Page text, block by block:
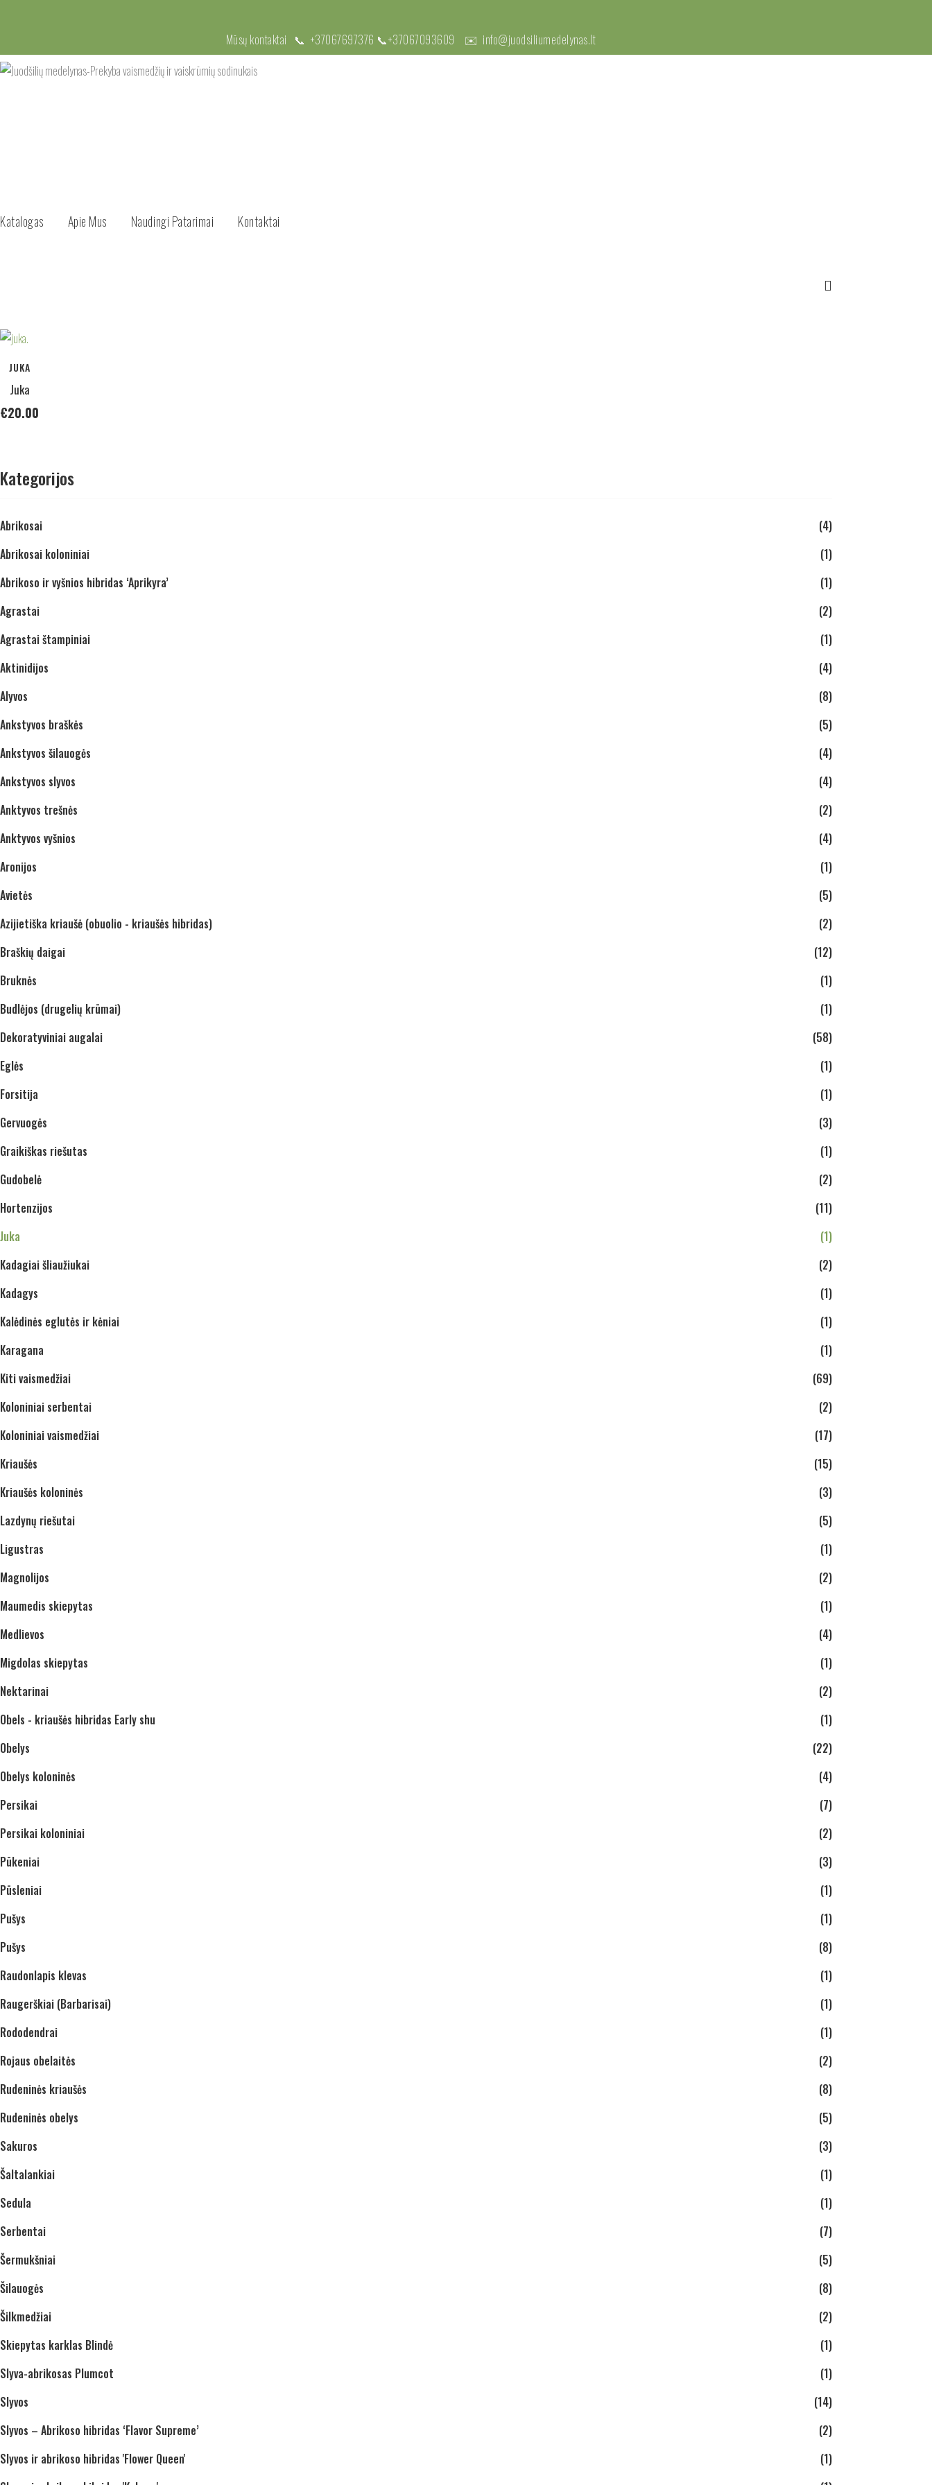
Mūsų kontaktai 📞 +37067697376 📞+37067093609 ✉️ info@juodsiliumedelynas.lt
Katalogas Apie Mus Naudingi Patarimai Kontaktai
JUKA
Juka
€20.00
Kategorijos
Abrikosai
(4)
Abrikosai koloniniai
(1)
Abrikoso ir vyšnios hibridas ‘Aprikyra’
(1)
Agrastai
(2)
Agrastai štampiniai
(1)
Aktinidijos
(4)
Alyvos
(8)
Ankstyvos braškės
(5)
Ankstyvos šilauogės
(4)
Ankstyvos slyvos
(4)
Anktyvos trešnės
(2)
Anktyvos vyšnios
(4)
Aronijos
(1)
Avietės
(5)
Azijietiška kriaušė (obuolio - kriaušės hibridas)
(2)
Braškių daigai
(12)
Bruknės
(1)
Budlėjos (drugelių krūmai)
(1)
Dekoratyviniai augalai
(58)
Eglės
(1)
Forsitija
(1)
Gervuogės
(3)
Graikiškas riešutas
(1)
Gudobelė
(2)
Hortenzijos
(11)
Juka
(1)
Kadagiai šliaužiukai
(2)
Kadagys
(1)
Kalėdinės eglutės ir kėniai
(1)
Karagana
(1)
Kiti vaismedžiai
(69)
Koloniniai serbentai
(2)
Koloniniai vaismedžiai
(17)
Kriaušės
(15)
Kriaušės koloninės
(3)
Lazdynų riešutai
(5)
Ligustras
(1)
Magnolijos
(2)
Maumedis skiepytas
(1)
Medlievos
(4)
Migdolas skiepytas
(1)
Nektarinai
(2)
Obels - kriaušės hibridas Early shu
(1)
Obelys
(22)
Obelys koloninės
(4)
Persikai
(7)
Persikai koloniniai
(2)
Pūkeniai
(3)
Pūsleniai
(1)
Pušys
(1)
Pušys
(8)
Raudonlapis klevas
(1)
Raugerškiai (Barbarisai)
(1)
Rododendrai
(1)
Rojaus obelaitės
(2)
Rudeninės kriaušės
(8)
Rudeninės obelys
(5)
Sakuros
(3)
Šaltalankiai
(1)
Sedula
(1)
Serbentai
(7)
Šermukšniai
(5)
Šilauogės
(8)
Šilkmedžiai
(2)
Skiepytas karklas Blindė
(1)
Slyva-abrikosas Plumcot
(1)
Slyvos
(14)
Slyvos – Abrikoso hibridas ‘Flavor Supreme’
(2)
Slyvos ir abrikoso hibridas 'Flower Queen'
(1)